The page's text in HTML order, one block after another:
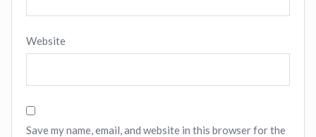
Website
Save my name, email, and website in this browser for the